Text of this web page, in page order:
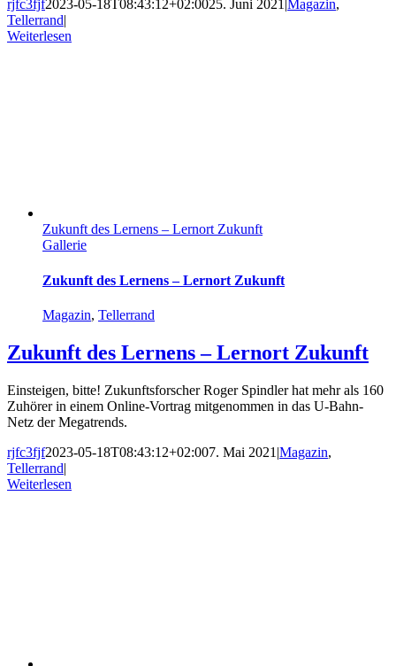
rjfc3fjf2023-05-18T08:43:12+02:0025. Juni 2021|Magazin,
Tellerrand|
Weiterlesen
Zukunft des Lernens – Lernort Zukunft
Gallerie
Zukunft des Lernens – Lernort Zukunft
Magazin, Tellerrand
Zukunft des Lernens – Lernort Zukunft
Einsteigen, bitte! Zukunftsforscher Roger Spindler hat mehr als 160
Zuhörer in einem Online-Vortrag mitgenommen in das U-Bahn-
Netz der Megatrends.
rjfc3fjf2023-05-18T08:43:12+02:007. Mai 2021 |Magazin,
Tellerrand|
Weiterlesen